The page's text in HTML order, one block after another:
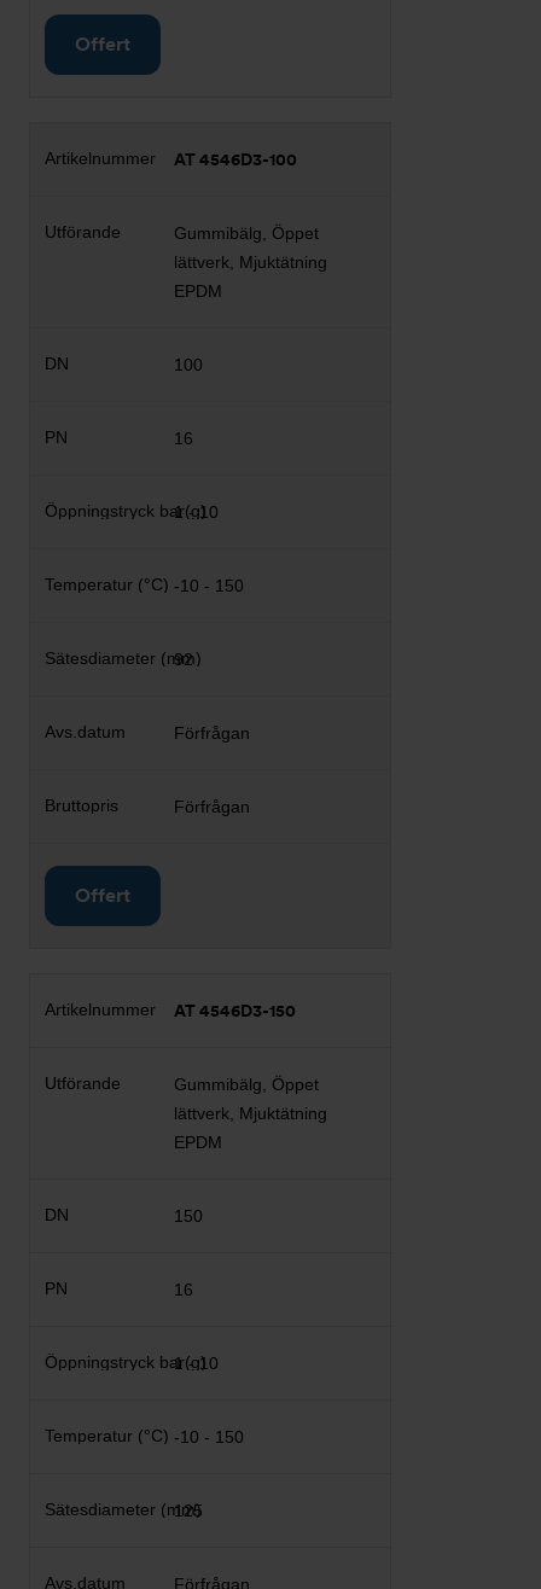
Offert
AT 4546D3-100
Gummibälg, Öppet
lättverk, Mjuktätning
EPDM
100
16
1 - 10
-10 - 150
92
Förfrågan
Förfrågan
Offert
AT 4546D3-150
Gummibälg, Öppet
lättverk, Mjuktätning
EPDM
150
16
1 - 10
-10 - 150
125
Förfrågan